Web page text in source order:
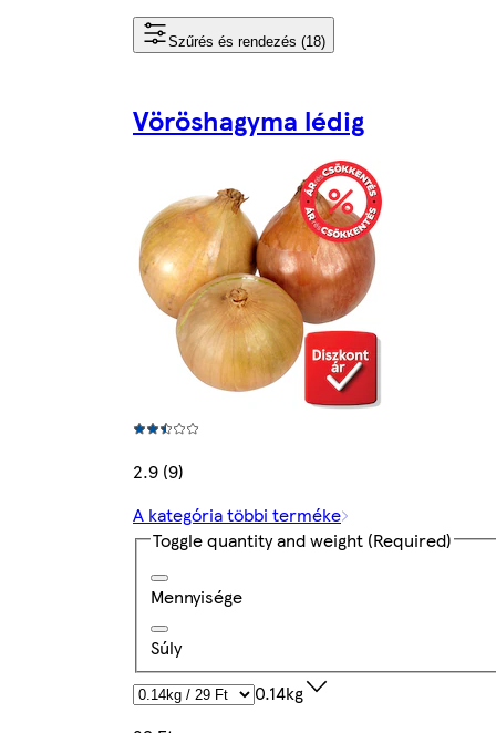
Szűrés és rendezés (18)
Vöröshagyma lédig
2.9 (9)
A kategória többi terméke
Toggle quantity and weight (Required)
Mennyisége
Súly
0.14kg